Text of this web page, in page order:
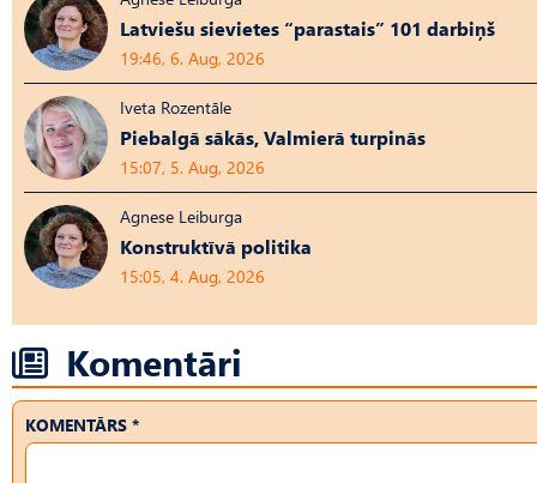
Latviešu sievietes “parastais” 101 darbiņš
19:46, 6. Aug, 2026
Iveta Rozentāle
Piebalgā sākās, Valmierā turpinās
15:07, 5. Aug, 2026
Agnese Leiburga
Konstruktīvā politika
15:05, 4. Aug, 2026
Komentāri
KOMENTĀRS *